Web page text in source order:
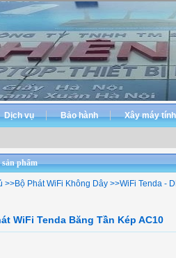
Dịch vụ Bảo hành Xây máy tính
phẩm
>>Bộ Phát WiFi Không Dây >>WiFi Tenda -
WiFi Tenda Băng Tần Kép AC10